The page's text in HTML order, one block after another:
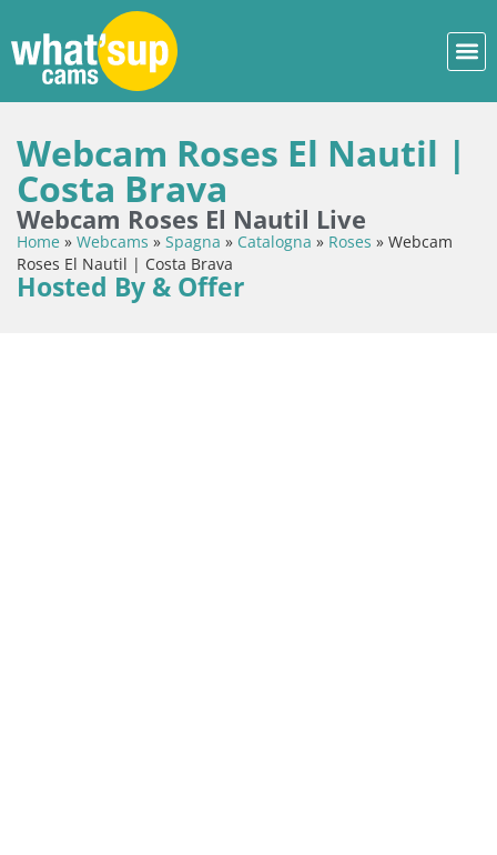
Webcam Roses El Nautil |
Costa Brava
Webcam Roses El Nautil Live
Home » Webcams » Spagna » Catalogna » Roses » Webcam
Roses El Nautil | Costa Brava
Hosted By & Offer